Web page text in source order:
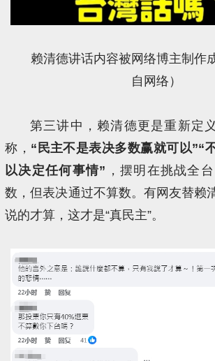
赖清德讲话内容被网络博主制作
自网络）
第三讲中，赖清德更是重新定
称， “民主不是表决多数赢就可以”“
以决定任何事情” ，摆明在挑战全
数，但表决通过不算数。有网友替赖
说的才算，这才是“真民主”。